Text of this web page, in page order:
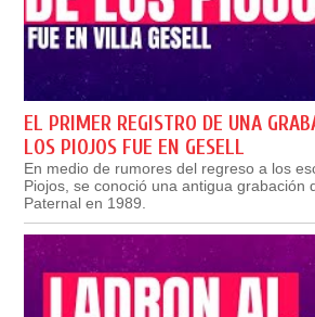
EL PRIMER REGISTRO DE UNA
LOS PIOJOS FUE EN GESELL
En medio de rumores del regreso a los
Piojos, se conoció una antigua grabación
Paternal en 1989.